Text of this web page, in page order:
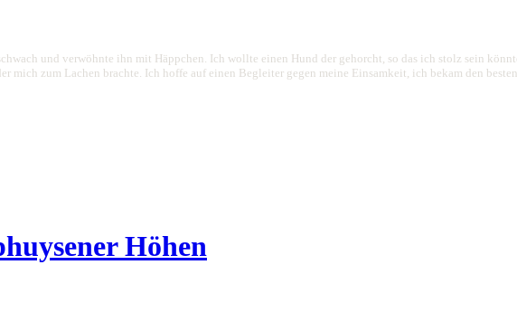
und verwöhnte ihn mit Häppchen. Ich wollte einen Hund der gehorcht, so das ich stolz sein
mich zum Lachen brachte. Ich hoffe auf einen Begleiter gegen meine Einsamkeit, ich bekam den
Höhen